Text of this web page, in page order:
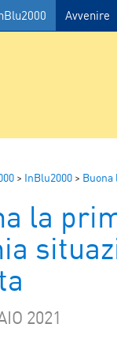
Avvenire
> InBlu2000 >
la
2021